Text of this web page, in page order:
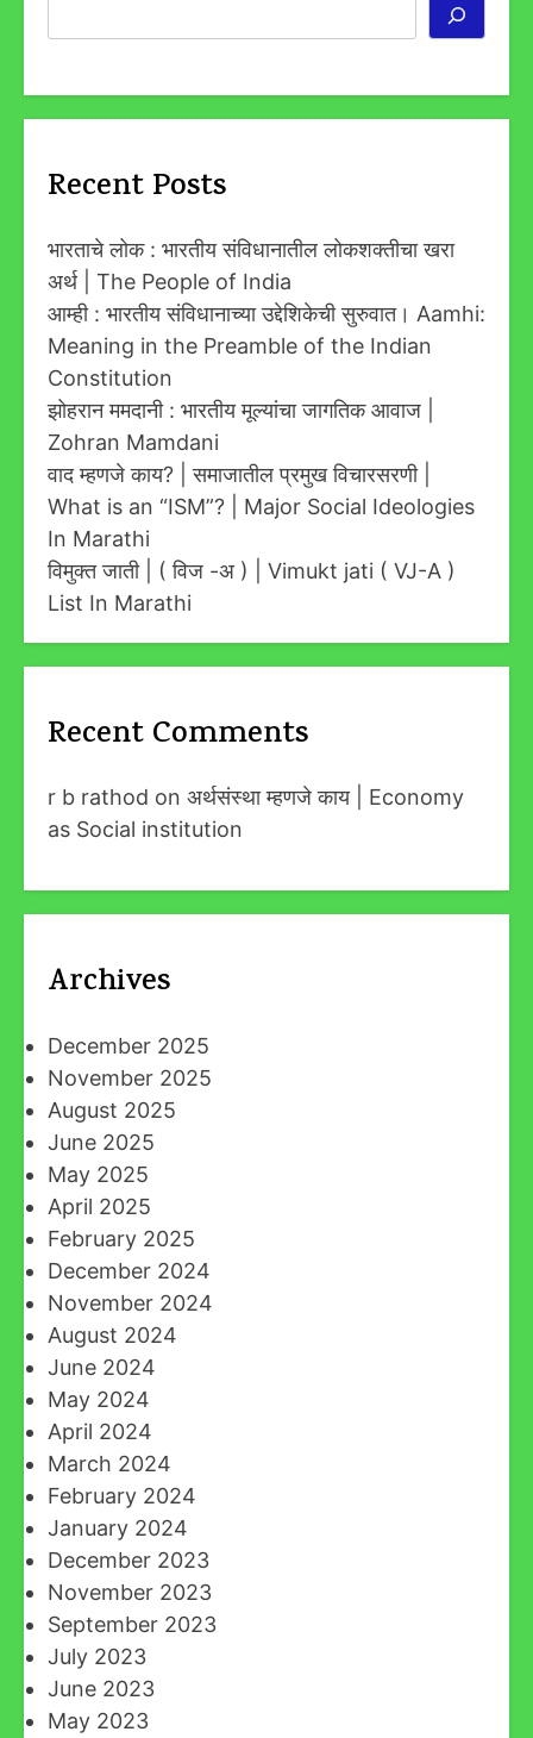
Recent Posts
भारताचे लोक : भारतीय संविधानातील लोकशक्तीचा खरा
अर्थ | The People of India
आम्ही : भारतीय संविधानाच्या उद्देशिकेची सुरुवात। Aamhi:
Meaning in the Preamble of the Indian
Constitution
झोहरान ममदानी : भारतीय मूल्यांचा जागतिक आवाज |
Zohran Mamdani
वाद म्हणजे काय? | समाजातील प्रमुख विचारसरणी |
What is an “ISM”? | Major Social Ideologies
In Marathi
विमुक्त जाती | ( विज -अ ) | Vimukt jati ( VJ-A )
List In Marathi
Recent Comments
r b rathod on अर्थसंस्था म्हणजे काय | Economy
as Social institution
Archives
December 2025
November 2025
August 2025
June 2025
May 2025
April 2025
February 2025
December 2024
November 2024
August 2024
June 2024
May 2024
April 2024
March 2024
February 2024
January 2024
December 2023
November 2023
September 2023
July 2023
June 2023
May 2023